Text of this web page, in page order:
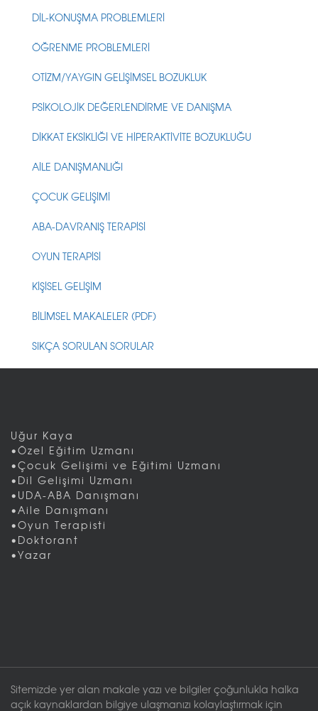
DİL-KONUŞMA PROBLEMLERİ
ÖĞRENME PROBLEMLERİ
OTİZM/YAYGIN GELİŞİMSEL BOZUKLUK
PSİKOLOJİK DEĞERLENDİRME VE DANIŞMA
DİKKAT EKSİKLİĞİ VE HİPERAKTİVİTE BOZUKLUĞU
AİLE DANIŞMANLIĞI
ÇOCUK GELİŞİMİ
ABA-DAVRANIŞ TERAPİSİ
OYUN TERAPİSİ
KİŞİSEL GELİŞİM
BİLİMSEL MAKALELER (PDF)
SIKÇA SORULAN SORULAR
Uğur Kaya
•Özel Eğitim Uzmanı
•Çocuk Gelişimi ve Eğitimi Uzmanı
•Dil Gelişimi Uzmanı
•UDA-ABA Danışmanı
•Aile Danışmanı
•Oyun Terapisti
•Doktorant
•Yazar
Sitemizde yer alan makale yazı ve bilgiler çoğunlukla halka
açık kaynaklardan bilgiye ulaşmanızı kolaylaştırmak için